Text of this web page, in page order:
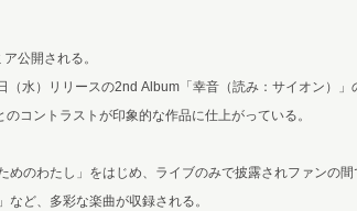
公開される。
水）リリースの2nd Album「幸音（読み：サイオン）」
コントラストが印象的な作品に仕上がっている。
のわたし」をはじめ、ライブのみで披露されファンの
ど、多彩な楽曲が収録される。